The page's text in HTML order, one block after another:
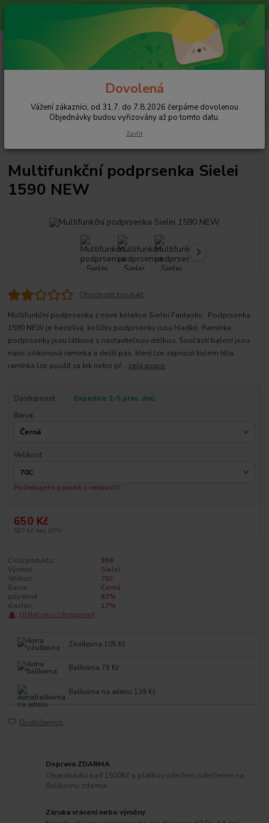
Vážení zákazníci, od 31.7. do 7.8.2026 čerpáme dovolenou
Objednávky budou vyřizovány až po tomto datu.
Menu
+420 608 754 282
pište email, pokud nezvedám tel.
Podprsenky multifunkční
Multifunkční podprsenka Sielei
1590 NEW
Ohodnotit produkt
Multifunkční podprsenka z nové kolekce Sielei Fantastic. Podprsenka
1590 NEW je bezešvá, košíčky podprsenky jsou hladké. Ramínka
podprsenky jsou látková s nastavitelnou délkou. Součástí balení jsou
navíc silikonová ramínka a delší pás, který lze zapnout kolem těla,
ramínka lze použít za krk nebo př... celý popis
Dostupnost
Expedice 2-5 prac. dnů
Barva
Velikost
Potřebujete poradit s velikostí?
650 Kč
537 Kč bez DPH
Číslo produktu:
988
Výrobce:
Sielei
Velikost:
70C
Barva:
Černá
polyamid:
83%
elastan:
17%
Hlídat cenu / dostupnost
Zásilkovna 105 Kč
Balíkovna 79 Kč
Balíkovna na adresu 139 Kč
Do oblíbených
Doprava ZDARMA
Objednávku nad 1500Kč s platbou předem odešleme na
Balíkovnu zdarma.
Záruka vrácení nebo výměny
Dovolená
Vážení zákazníci, od 31.7. do 7.8.2026 čerpáme dovolenou
Objednávky budou vyřizovány až po tomto datu.
Zavřít